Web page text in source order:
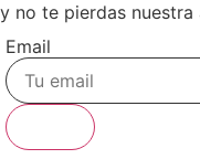
y no te pierdas nuestra
Email